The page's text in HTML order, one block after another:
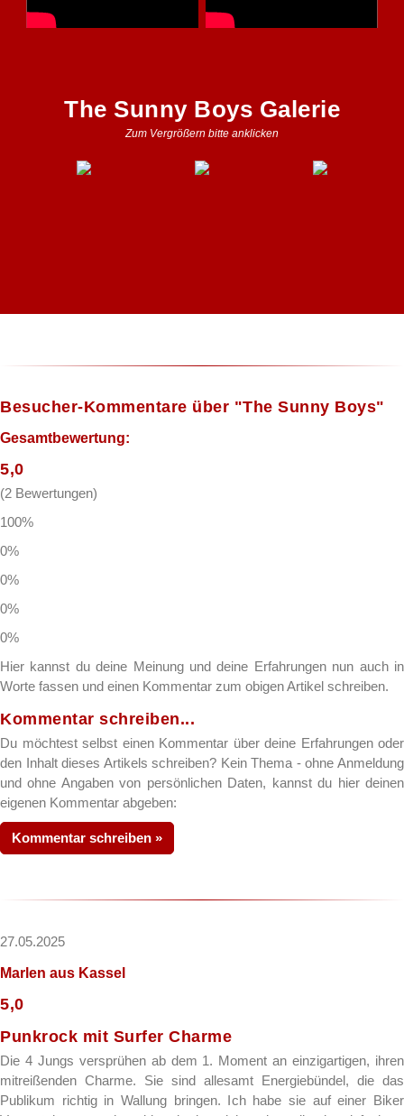
The Sunny Boys Galerie
Zum Vergrößern bitte anklicken
Besucher-Kommentare über "The Sunny Boys"
Gesamtbewertung:
5,0
(2 Bewertungen)
100%
0%
0%
0%
0%
Hier kannst du deine Meinung und deine Erfahrungen nun auch in
Worte fassen und einen Kommentar zum obigen Artikel schreiben.
Kommentar schreiben...
Du möchtest selbst einen Kommentar über deine Erfahrungen oder
den Inhalt dieses Artikels schreiben? Kein Thema - ohne Anmeldung
und ohne Angaben von persönlichen Daten, kannst du hier deinen
eigenen Kommentar abgeben:
Kommentar schreiben »
27.05.2025
Marlen aus Kassel
5,0
Punkrock mit Surfer Charme
Die 4 Jungs versprühen ab dem 1. Moment an einzigartigen, ihren
mitreißenden Charme. Sie sind allesamt Energiebündel, die das
Publikum richtig in Wallung bringen. Ich habe sie auf einer Biker